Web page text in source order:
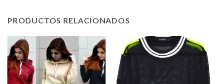
PRODUCTOS RELACIONADOS